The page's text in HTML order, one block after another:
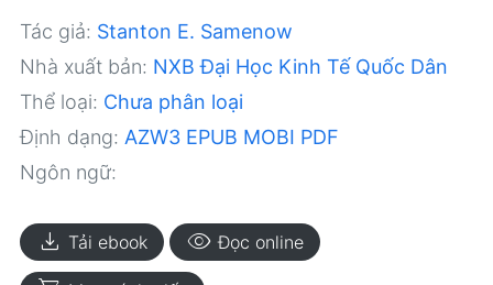
Tác giả: Stanton E. Samenow
Nhà xuất bản: NXB Đại Học Kinh Tế Quốc Dân
Thể loại: Chưa phân loại
Định dạng: AZW3 EPUB MOBI PDF
Ngôn ngữ:
download Tải ebook visibility Đọc online